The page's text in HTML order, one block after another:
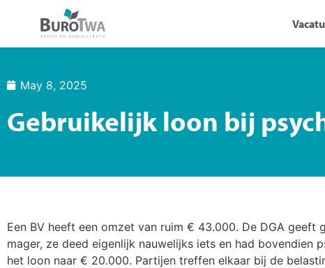
May 8, 2025
Gebruikelijk loon bij
Een BV heeft een omzet van ruim € 43.000. De DGA geeft
mager, ze deed eigenlijk nauwelijks iets en had bovendien
het loon naar € 20.000. Partijen treffen elkaar bij de